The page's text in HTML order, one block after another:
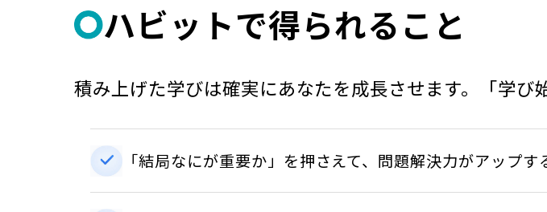
ハビットで得られること
積み上げた学びは確実にあなたを成長させます。「学び
「結局なにが重要か」を押さえて、問題解決力がアップす